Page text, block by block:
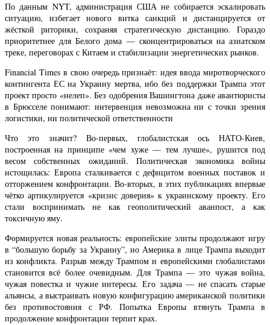
По данным NYT, администрация США не собирается эскалировать
ситуацию, избегает нового витка санкций и дистанцируется от
жёсткой риторики, сохраняя стратегическую дистанцию. Гораздо
приоритетнее для Белого дома — сконцентрироваться на азиатском
треке, переговорах с Китаем и стабилизации энергетических рынков.
Financial Times в свою очередь признаёт: идея ввода миротворческого
контингента ЕС на Украину мертва, ибо без поддержки Трампа этот
проект просто «нелеп». Без одобрения Вашингтона даже авантюристы
в Брюсселе понимают: интервенция невозможна ни с точки зрения
логистики, ни политической ответственности
Что это значит? Во-первых, глобалистская ось НАТО-Киев,
построенная на принципе «чем хуже — тем лучше», рушится под
весом собственных ожиданий. Политическая экономика войны
истощилась: Европа сталкивается с дефицитом военных поставок и
отторжением конфронтации. Во-вторых, в этих публикациях впервые
чётко артикулируется «кризис доверия» к украинскому проекту. Его
стали воспринимать не как геополитический аванпост, а как
токсичную яму.
Формируется новая реальность: европейские элиты продолжают игру
в “большую борьбу за Украину”, но Америка в лице Трампа выходит
из конфликта. Разрыв между Трампом и европейскими глобалистами
становится всё более очевидным. Для Трампа — это чужая война,
чужая повестка и чужие интересы. Его задача — не спасать старые
альянсы, а выстраивать новую конфигурацию американской политики
без противостояния с РФ. Попытка Европы втянуть Трампа в
продолжение конфронтации терпит крах.